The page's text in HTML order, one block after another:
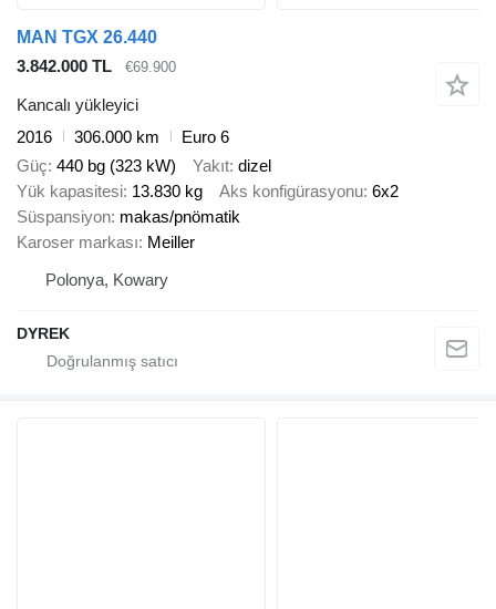
MAN TGX 26.440
3.842.000 TL
€69.900
Kancalı yükleyici
2016
306.000 km
Euro 6
Güç 440 bg (323 kW) Yakıt dizel
Yük kapasitesi 13.830 kg Aks konfigürasyonu 6x2
Süspansiyon makas/pnömatik
Karoser markası Meiller
Polonya, Kowary
DYREK